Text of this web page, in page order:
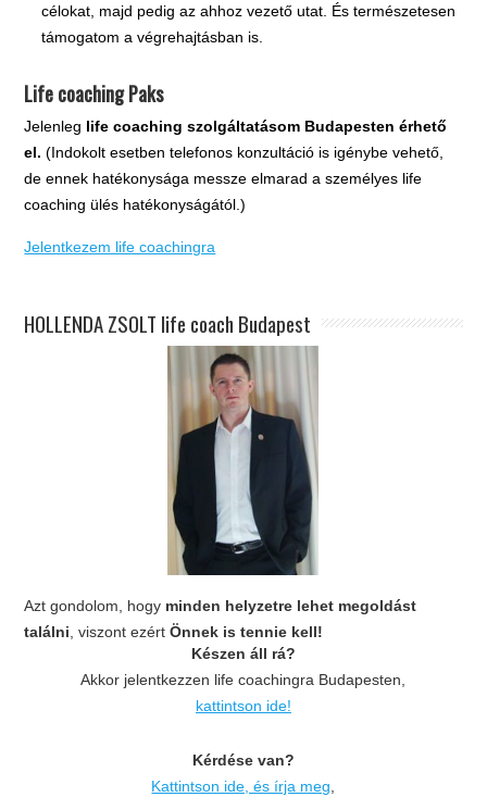
célokat, majd pedig az ahhoz vezető utat. És természetesen
támogatom a végrehajtásban is.
Life coaching Paks
Jelenleg life coaching szolgáltatásom Budapesten érhető
el.(Indokolt esetben telefonos konzultáció is igénybe vehető,
de ennek hatékonysága messze elmarad a személyes life
coaching ülés hatékonyságától.)
Jelentkezem life coachingra
HOLLENDA ZSOLT life coach Budapest
Azt gondolom, hogy minden helyzetre lehet megoldást
találni, viszont ezértÖnnek is tennie kell!
Készen áll rá?
Akkor jelentkezzen life coachingra Budapesten,
kattintson ide!
Kérdése van?
Kattintson ide, és írja meg,